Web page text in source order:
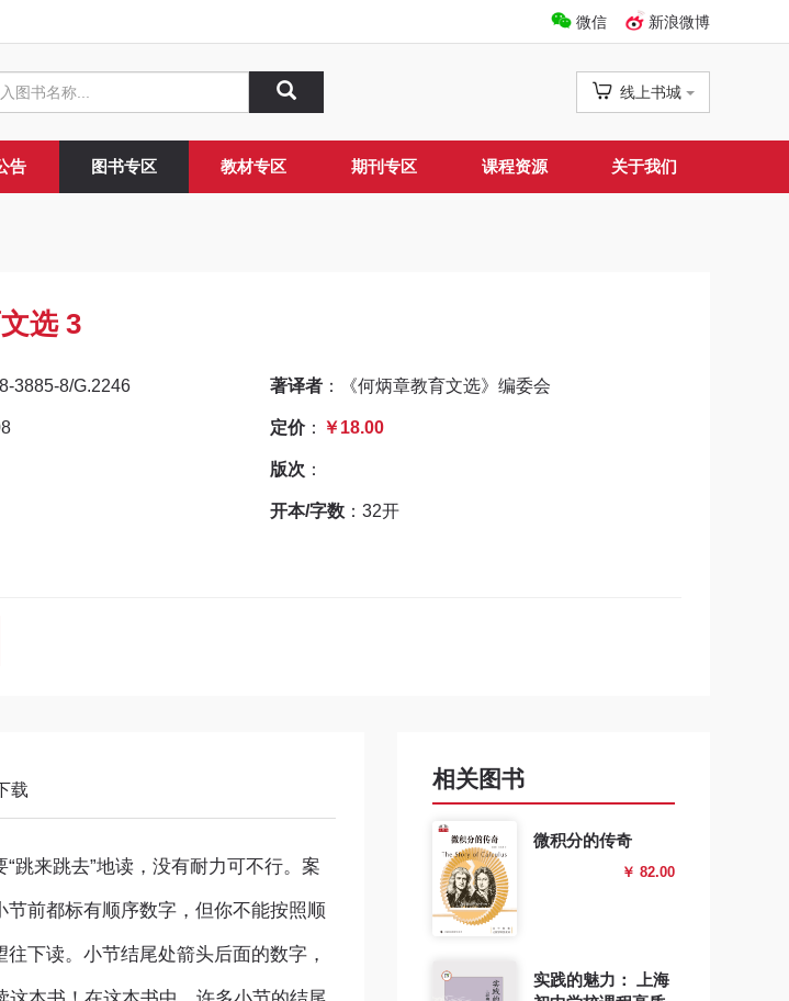
新浪微博
微信
线上书城
告 图书专区 教材专区 期刊专区 课程资源 关于我们
选 3
3885-8/G.2246 著译者：《何炳章教育文选》编委会
定价： ￥18.00
版次 ：
开本/字数：32开
载
跳来跳去”地读，没有耐力可不行。案
前都标有顺序数字，但你不能按照顺
下读。小节结尾处箭头后面的数字，
相关图书
微积分的传奇
￥ 82.00
实践的魅力： 上海